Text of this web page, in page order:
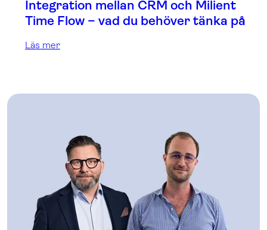
Integration mellan CRM och Milient
Time Flow – vad du behöver tänka på
Läs mer